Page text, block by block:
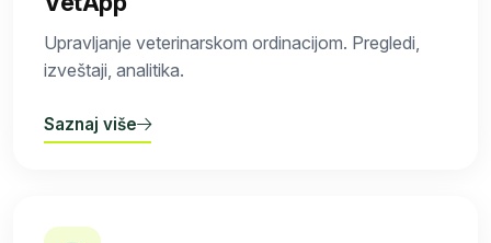
Upravljanje veterinarskom ordinacijom. Pregledi,
izveštaji, analitika.
Saznaj više